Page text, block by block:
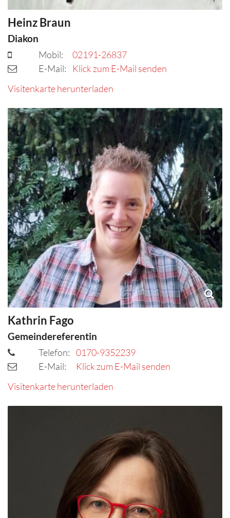
Heinz Braun
Diakon
Mobil:
02191-26837
E-Mail:
Klick zum E-Mail senden
Visitenkarte herunterladen
Kathrin Fago
Gemeindereferentin
Telefon: 0170-9352239
E-Mail:
Klick zum E-Mail senden
Visitenkarte herunterladen